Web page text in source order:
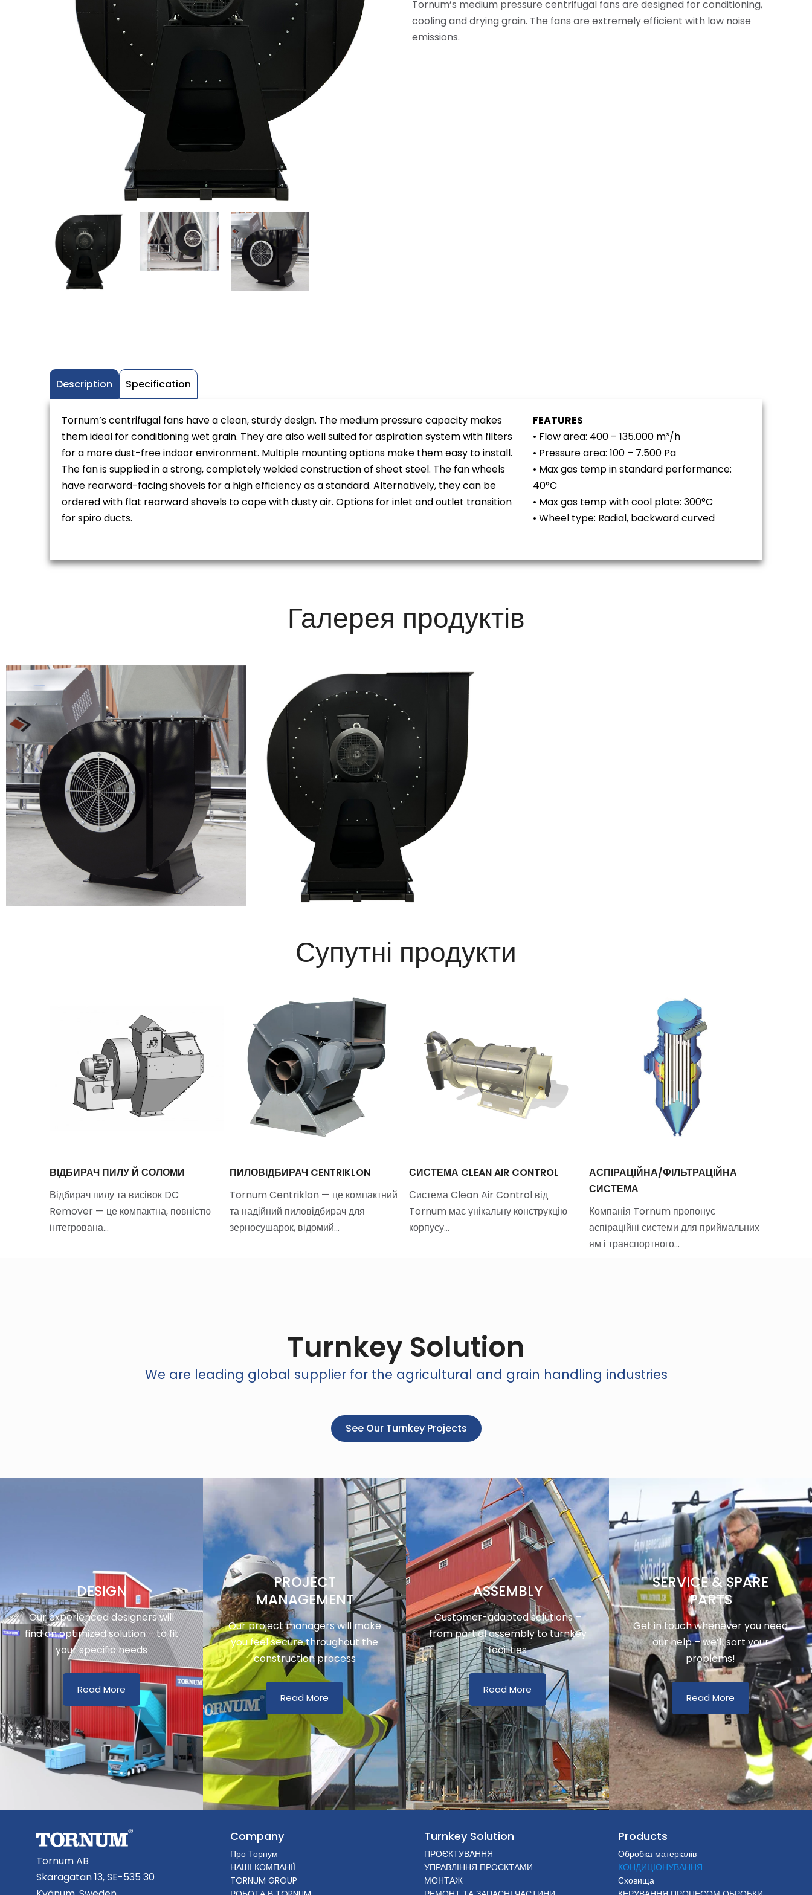
Tornum’s medium pressure centrifugal fans are designed for conditioning,
cooling and drying grain. The fans are extremely efficient with low noise
emissions.
Description Specification
Tornum’s centrifugal fans have a clean, sturdy design. The medium pressure capacity makes
them ideal for conditioning wet grain. They are also well suited for aspiration system with filters
for a more dust-free indoor environment. Multiple mounting options make them easy to install.
The fan is supplied in a strong, completely welded construction of sheet steel. The fan wheels
have rearward-facing shovels for a high efficiency as a standard. Alternatively, they can be
ordered with flat rearward shovels to cope with dusty air. Options for inlet and outlet transition
for spiro ducts.
FEATURES
• Flow area: 400 – 135.000 m³/h
• Pressure area: 100 – 7.500 Pa
• Max gas temp in standard performance:
40°C
• Max gas temp with cool plate: 300°C
• Wheel type: Radial, backward curved
Галерея продуктів
Супутні продукти
ВІДБИРАЧ ПИЛУ Й СОЛОМИ
Відбирач пилу та висівок DC
Remover — це компактна, повністю
інтегрована…
ПИЛОВІДБИРАЧ CENTRIKLON
Tornum Centriklon — це компактний
та надійний пиловідбирач для
зерносушарок, відомий…
СИСТЕМА CLEAN AIR CONTROL
Система Clean Air Control від
Tornum має унікальну конструкцію
корпусу…
АСПІРАЦІЙНА/ФІЛЬТРАЦІЙНА
СИСТЕМА
Компанія Tornum пропонує
аспіраційні системи для приймальних
ям і транспортного…
Turnkey Solution
We are leading global supplier for the agricultural and grain handling industries
See Our Turnkey Projects
DESIGN
Our experienced designers will
find an optimized solution – to fit
your specific needs
Read More
PROJECT
MANAGEMENT
Our project managers will make
you feel secure throughout the
construction process
Read More
ASSEMBLY
Customer-adapted solutions –
from partial assembly to turnkey
facilities
Read More
SERVICE & SPARE
PARTS
Get in touch whenever you need
our help – we’ll sort your
problems!
Read More
Tornum AB
Skaragatan 13, SE-535 30
Company
Про Торнум
НАШІ КОМПАНІЇ
TORNUM GROUP
Turnkey Solution
ПРОЄКТУВАННЯ
УПРАВЛІННЯ ПРОЄКТАМИ
МОНТАЖ
Products
Обробка матеріалів
КОНДИЦІОНУВАННЯ
Сховища